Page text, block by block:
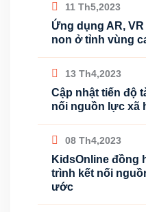
11 Th5,2023
Ứng dụng AR,
non ở tỉnh vùng
13 Th4,2023
Cập nhật tiến độ
nối nguồn lực xã
08 Th4,2023
KidsOnline đồng
trình kết nối
ước